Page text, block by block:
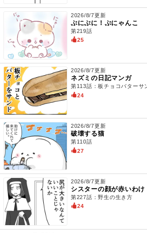
2026/8/7更新
ぷにぷに！ぷにゃんこ
第219話
25
2026/8/7更新
ネズミの日記マンガ
第113話：板チョコバターサ
24
2026/8/7更新
破壊する猫
第110話
27
2026/8/7更新
シスターの顔が赤いわけ
第227話：野生の生き方
24